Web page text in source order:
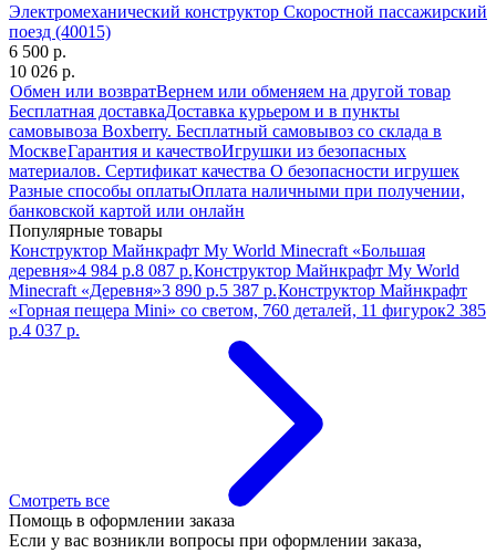
Электромеханический конструктор Скоростной пассажирский
поезд (40015)
6 500 р.
10 026 р.
Обмен или возвратВернем или обменяем на другой товар
Бесплатная доставкаДоставка курьером и в пункты
самовывоза Boxberry. Бесплатный самовывоз со склада в
МосквеГарантия и качествоИгрушки из безопасных
материалов. Сертификат качества О безопасности игрушек
Разные способы оплатыОплата наличными при получении,
банковской картой или онлайн
Популярные товары
Конструктор Майнкрафт My World Minecraft «Большая
деревня»4 984 р.8 087 р.Конструктор Майнкрафт My World
Minecraft «Деревня»3 890 р.5 387 р.Конструктор Майнкрафт
«Горная пещера Mini» со светом, 760 деталей, 11 фигурок2 385
р.4 037 р.
Смотреть все
Помощь в оформлении заказа
Если у вас возникли вопросы при оформлении заказа,